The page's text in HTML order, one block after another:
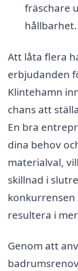
fräschare
hållbarhet.
Att låta flera
erbjudanden
Klintehamn
chans att
En bra
dina behov
materialval,
skillnad i
resultera i
Genom att